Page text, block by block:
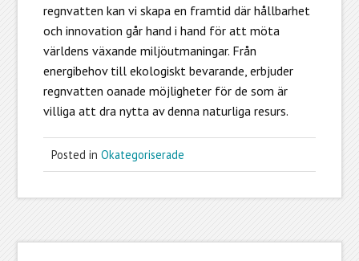
regnvatten kan vi skapa en framtid där hållbarhet
och innovation går hand i hand för att möta
världens växande miljöutmaningar. Från
energibehov till ekologiskt bevarande, erbjuder
regnvatten oanade möjligheter för de som är
villiga att dra nytta av denna naturliga resurs.
Posted in Okategoriserade